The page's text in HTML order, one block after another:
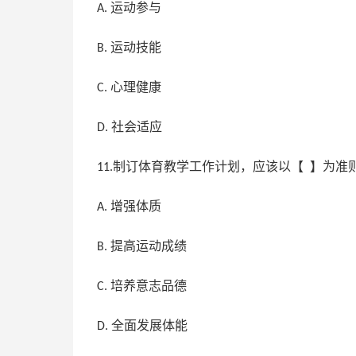
A. 运动参与
B. 运动技能
C. 心理健康
D. 社会适应
11.制订体育教学工作计划，应该以【 】为准
A. 增强体质
B. 提高运动成绩
C. 培养意志品德
D. 全面发展体能